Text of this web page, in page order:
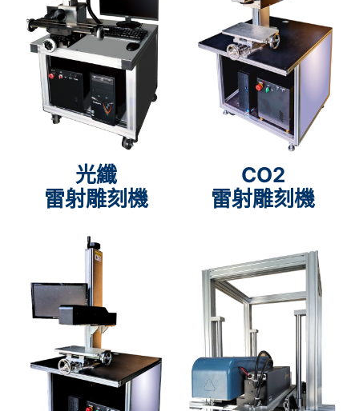
光纖
雷射雕刻機
CO2
雷射雕刻機